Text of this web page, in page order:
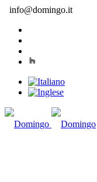
info@domingo.it